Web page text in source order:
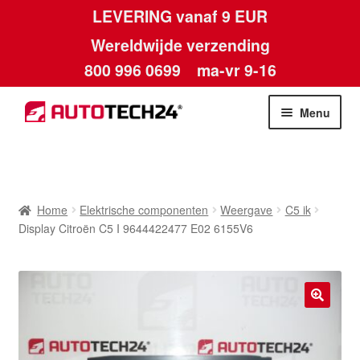
LEVERING vanaf 9 EUR
Wereldwijde verzending
800 996 0699 ma-vr 9-16
Ga
door
Ga
naar
Menu
Home Elektrische componenten Weergave
C5 ik
Display Citroën C5 I 9644422477 E02 6155V6